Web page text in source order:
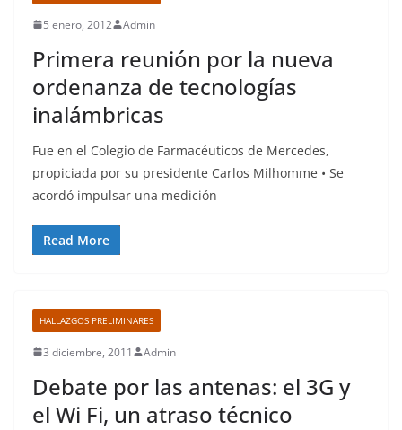
5 enero, 2012 Admin
Primera reunión por la nueva
ordenanza de tecnologías
inalámbricas
Fue en el Colegio de Farmacéuticos de Mercedes,
propiciada por su presidente Carlos Milhomme • Se
acordó impulsar una medición
Read More
HALLAZGOS PRELIMINARES
3 diciembre, 2011 Admin
Debate por las antenas: el 3G y
el Wi Fi, un atraso técnico